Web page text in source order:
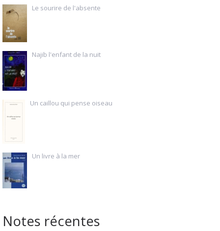
Le sourire de l'absente
Najib l'enfant de la nuit
Un caillou qui pense oiseau
Un livre à la mer
Notes récentes